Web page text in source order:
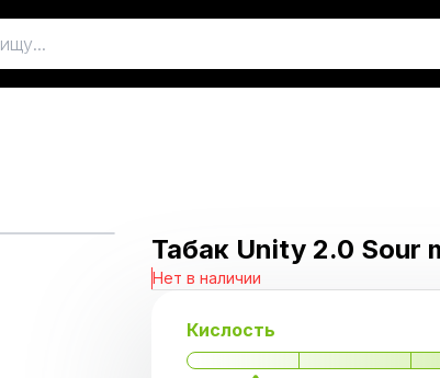
Табак Unity 2.0 Sour
Нет в наличии
Кислость